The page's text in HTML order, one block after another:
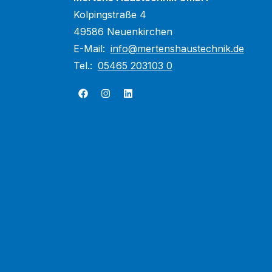
Kolpingstraße 4
49586 Neuenkirchen
E-Mail: info@mertenshaustechnik.de
Tel.: 05465 203103 0